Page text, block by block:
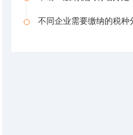
不同企业需要缴纳的税种